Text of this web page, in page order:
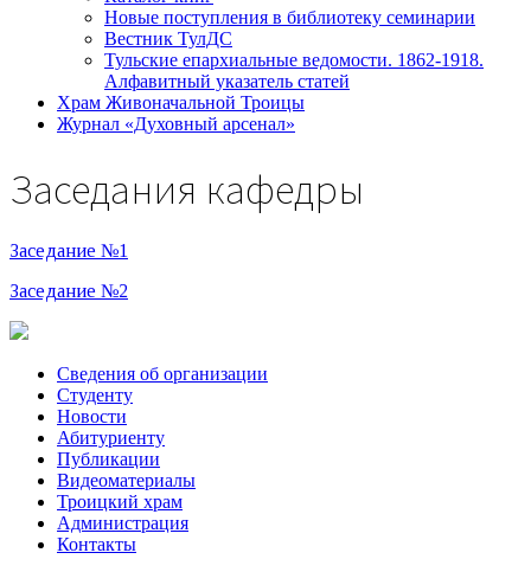
Новые поступления в библиотеку семинарии
Вестник ТулДС
Тульские епархиальные ведомости. 1862-1918.
Алфавитный указатель статей
Храм Живоначальной Троицы
Журнал «Духовный арсенал»
Заседания кафедры
Заседание №1
Заседание №2
Сведения об организации
Студенту
Новости
Абитуриенту
Публикации
Видеоматериалы
Троицкий храм
Администрация
Контакты